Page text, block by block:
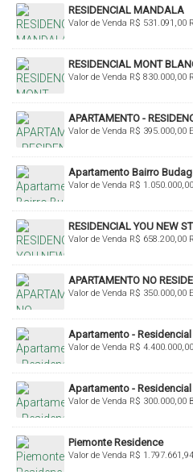
RESIDENCIAL MANDALA
R$ 531.091,00
Valor de Venda
RESIDENCIAL MONT
R$ 830.000,00
Valor de Venda
APARTAMENTO -
R$ 395.000,00
Valor de Venda
Apartamento Bairro Budag
R$ 1.050.000,00
Valor de Venda
RESIDENCIAL YOU NEW
R$ 658.200,00
Valor de Venda
APARTAMENTO NO
R$ 350.000,00
Valor de Venda
Apartamento -
R$ 4.400.000,00
Valor de Venda
Apartamento -
R$ 300.000,00
Valor de Venda
Piemonte Residence
R$ 1.797.661,94
Valor de Venda